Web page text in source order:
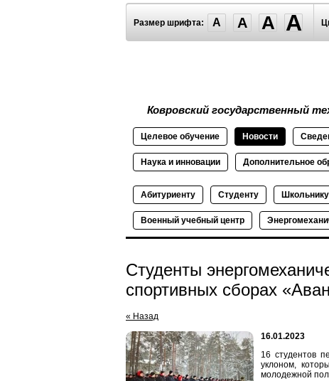
Размер шрифта: A A A A
Ковровский государственный
Целевое обучение Новости
Наука и инновации Дополнительное
Абитуриенту Студенту Школьнику
Военный учебный центр
Студенты
спортивных сборах
« Назад
16.01.2023
16 студентов
уклоном,
молодежной